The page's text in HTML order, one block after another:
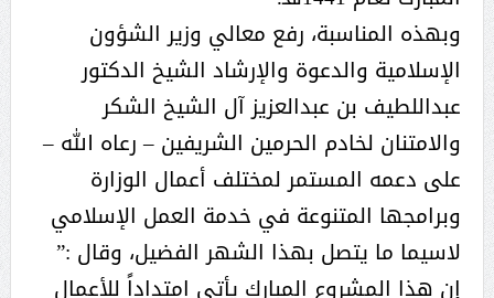
وبهذه المناسبة، رفع معالي وزير الشؤون
الإسلامية والدعوة والإرشاد الشيخ الدكتور
عبداللطيف بن عبدالعزيز آل الشيخ الشكر
والامتنان لخادم الحرمين الشريفين – رعاه الله –
على دعمه المستمر لمختلف أعمال الوزارة
وبرامجها المتنوعة في خدمة العمل الإسلامي
لاسيما ما يتصل بهذا الشهر الفضيل، وقال :”
إن هذا المشروع المبارك يأتي امتداداً للأعمال